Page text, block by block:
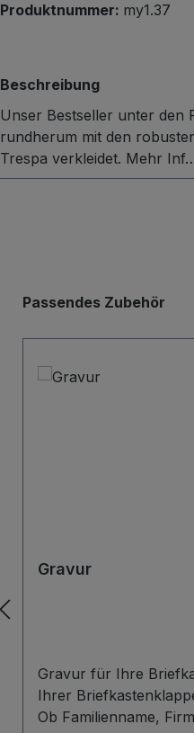
Produktnummer: my1.37
Beschreibung
Unser Bestseller unter den
rundherum mit den
Trespa verkleidet. Mehr
Produktgalerie
Passendes Zubehör
Gravur
Gravur für Ihre
Ihrer
Ob Familienname,